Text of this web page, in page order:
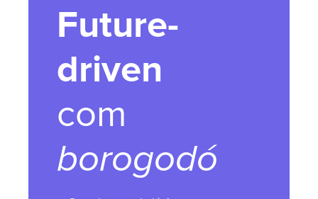
Future-
driven
com
borogodó